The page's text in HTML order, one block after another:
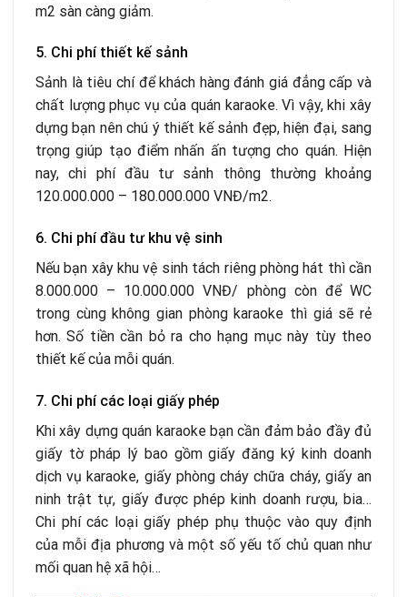
m2 sàn càng giảm.
5. Chi phí thiết kế sảnh
Sảnh là tiêu chí để khách hàng đánh giá đẳng cấp và
chất lượng phục vụ của quán karaoke. Vì vậy, khi xây
dựng bạn nên chú ý thiết kế sảnh đẹp, hiện đại, sang
trọng giúp tạo điểm nhấn ấn tượng cho quán. Hiện
nay, chi phí đầu tư sảnh thông thường khoảng
120.000.000 – 180.000.000 VNĐ/m2.
6. Chi phí đầu tư khu vệ sinh
Nếu bạn xây khu vệ sinh tách riêng phòng hát thì cần
8.000.000 – 10.000.000 VNĐ/ phòng còn để WC
trong cùng không gian phòng karaoke thì giá sẽ rẻ
hơn. Số tiền cần bỏ ra cho hạng mục này tùy theo
thiết kế của mỗi quán.
7. Chi phí các loại giấy phép
Khi xây dựng quán karaoke bạn cần đảm bảo đầy đủ
giấy tờ pháp lý bao gồm giấy đăng ký kinh doanh
dịch vụ karaoke, giấy phòng cháy chữa cháy, giấy an
ninh trật tự, giấy được phép kinh doanh rượu, bia…
Chi phí các loại giấy phép phụ thuộc vào quy định
của mỗi địa phương và một số yếu tố chủ quan như
mối quan hệ xã hội…